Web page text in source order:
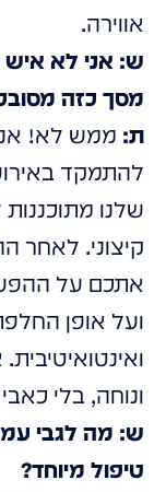
אווירה.
ש: אני לא איש
מסך כזה
ת: ממש לא!
להתמקד
שלנו
אתכם על
ועל אופן
ונוחה, בלי
ש: מה לגבי
טיפול מיוחד?